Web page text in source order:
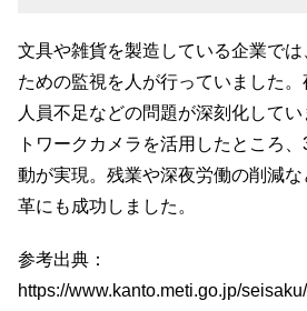
文具や雑貨を製造している企業で
ための監視を人が行っていました
人員不足などの問題が深刻化して
トワークカメラを活用したところ
動が実現。残業や深夜労働の削減
革にも成功しました。
参考出典：
https://www.kanto.meti.go.jp/